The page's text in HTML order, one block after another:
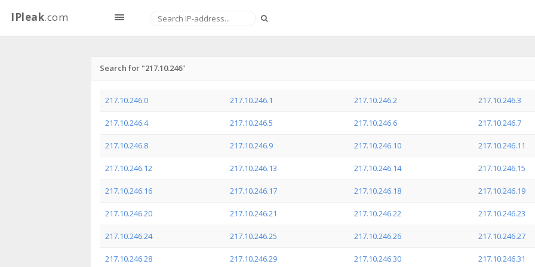
IPleak.com
Search for "217.10.246"
217.10.246.0 217.10.246.1 217.10.246.2 217.10.246.3
217.10.246.4 217.10.246.5 217.10.246.6 217.10.246.7
217.10.246.8 217.10.246.9 217.10.246.10 217.10.246.11
217.10.246.12 217.10.246.13 217.10.246.14 217.10.246.15
217.10.246.16 217.10.246.17 217.10.246.18 217.10.246.19
217.10.246.20 217.10.246.21 217.10.246.22 217.10.246.23
217.10.246.24 217.10.246.25 217.10.246.26 217.10.246.27
217.10.246.28 217.10.246.29 217.10.246.30 217.10.246.31